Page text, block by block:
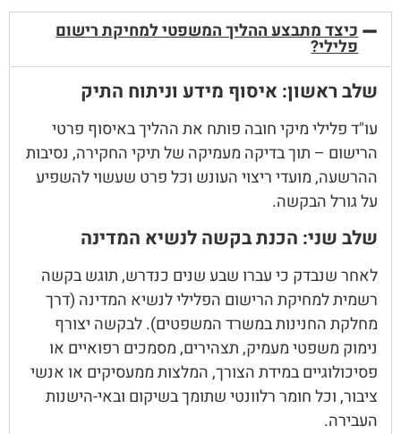
כיצד מתבצע ההליך המשפטי למחיקת רישום
פלילי?
שלב ראשון: איסוף מידע וניתוח התיק
עו"ד פלילי מיקי חובה פותח את ההליך באיסוף פרטי
הרישום – תוך בדיקה מעמיקה של תיקי החקירה, נסיבות
ההרשעה, מועדי ריצוי העונש וכל פרט שעשוי להשפיע
על גורל הבקשה.
שלב שני: הכנת בקשה לנשיא המדינה
לאחר שנבדק כי עברו שבע שנים כנדרש, תוגש בקשה
רשמית למחיקת הרישום הפלילי לנשיא המדינה (דרך
מחלקת החנינות במשרד המשפטים). לבקשה יצורף
נימוק משפטי מעמיק, תצהירים, מסמכים רפואיים או
פסיכולוגיים במידת הצורך, המלצות ממעסיקים או אנשי
ציבור, וכל חומר רלוונטי שתומך בשיקום ובאי-הישנות
העבירה.